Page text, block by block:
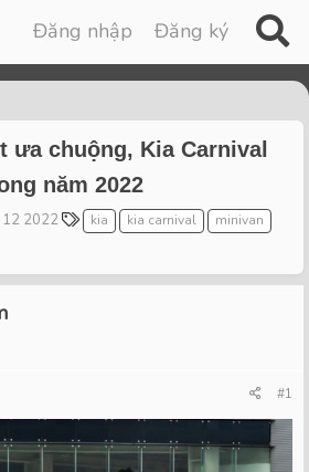
Đăng nhập Đăng ký
chuộng, Kia Carnival
năm 2022
12 2022
T
a
s
kia kia carnival
minivan
#1